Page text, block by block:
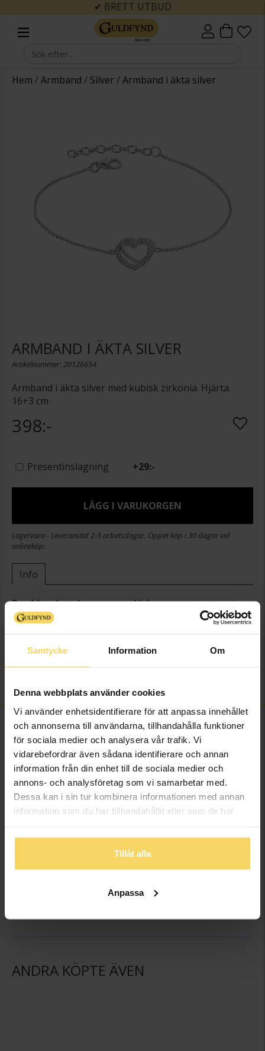
Samtycke Information Om
Denna webbplats använder cookies
Vi använder enhetsidentifierare för att anpassa innehållet
och annonserna till användarna, tillhandahålla funktioner
för sociala medier och analysera vår trafik. Vi
vidarebefordrar även sådana identifierare och annan
information från din enhet till de sociala medier och
annons- och analysföretag som vi samarbetar med.
Dessa kan i sin tur kombinera informationen med annan
information som du har tillhandahållit eller som de har
Tillåt alla
Anpassa
✔ BRETT UTBUD
Hem /Armband / Silver/Armband i äkta silver
ARMBAND I ÄKTA SILVER
Artikelnummer: 20126654
Armband i äkta silver med kubisk zirkonia. Hjärta.
16+3 cm
398:-
Presentinslagning +29:-
LÄGG I VARUKORGEN
Lagervara - Leveranstid 2-5 arbetsdagar. Öppet köp i 30 dagar vid
onlineköp.
Info
Bredd ca (mm)
16,3
Höjd ca (mm)
Varumärke
Guldfynd
Material
FINNS OCKSÅ SOM
ANDRA KÖPTE ÄVEN